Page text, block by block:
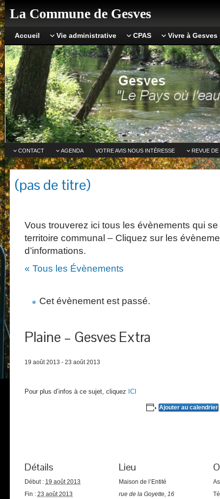
La Commune de Gesves
Accueil Vie administrative CPAS Vivre à Gesves
CONTACT AGENDA VOTRE AVIS NOUS INTÉRESSE REVUE DE
(pas de titre)
Vous trouverez ici tous les évènements qui
territoire communal – Cliquez sur les
d’informations.
« Tous les Évènements
Cet évènement est passé.
Plaine – Gesves Extra
19 août 2013 - 23 août 2013
Pour plus d’infos à ce sujet, cliquez ICI
Ajouter au calendrier
Détails
Début : 19 août 2013
Fin : 23 août 2013
Lieu
Maison de l’Entité
rue de la Goyette, 16